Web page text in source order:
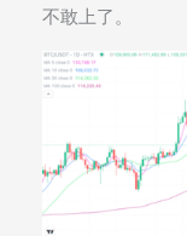
不敢上了。